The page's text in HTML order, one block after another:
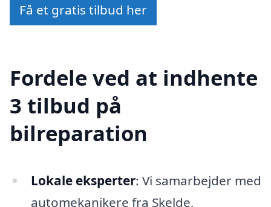
Få et gratis tilbud her
Fordele ved at indhente
3 tilbud på
bilreparation
Lokale eksperter: Vi samarbejder med
automekanikere fra Skelde,